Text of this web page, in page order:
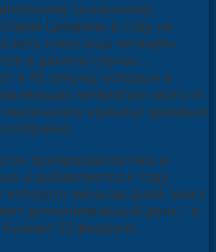
солнечному
Цезарем, в году не
есть плюс еще четверть
в данном случае
и 45 секунд, которые и
четвертую часть от
маленькую единицу времени
превращается уже в
и добавляются к году.
которого меньше дней, чем у
дополнительный день - и
29 февраля.